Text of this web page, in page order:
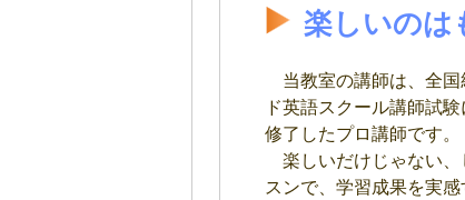
楽しいのは
当教室の講師は、全国
ド英語スクール講師試
修了したプロ講師です。
楽しいだけじゃない、
スンで、学習成果を実感